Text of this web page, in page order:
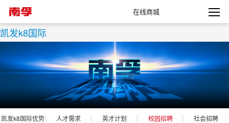
凯发k8国际
在线商城
凯发k8国际优势 人才需求 英才计划 校园招聘 社会招聘